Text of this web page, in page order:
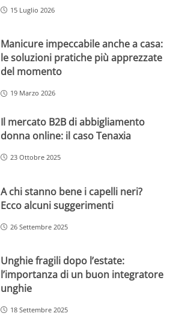
15 Luglio 2026
Manicure impeccabile anche a casa:
le soluzioni pratiche più apprezzate
del momento
19 Marzo 2026
Il mercato B2B di abbigliamento
donna online: il caso Tenaxia
23 Ottobre 2025
A chi stanno bene i capelli neri?
Ecco alcuni suggerimenti
26 Settembre 2025
Unghie fragili dopo l’estate:
l’importanza di un buon integratore
unghie
18 Settembre 2025